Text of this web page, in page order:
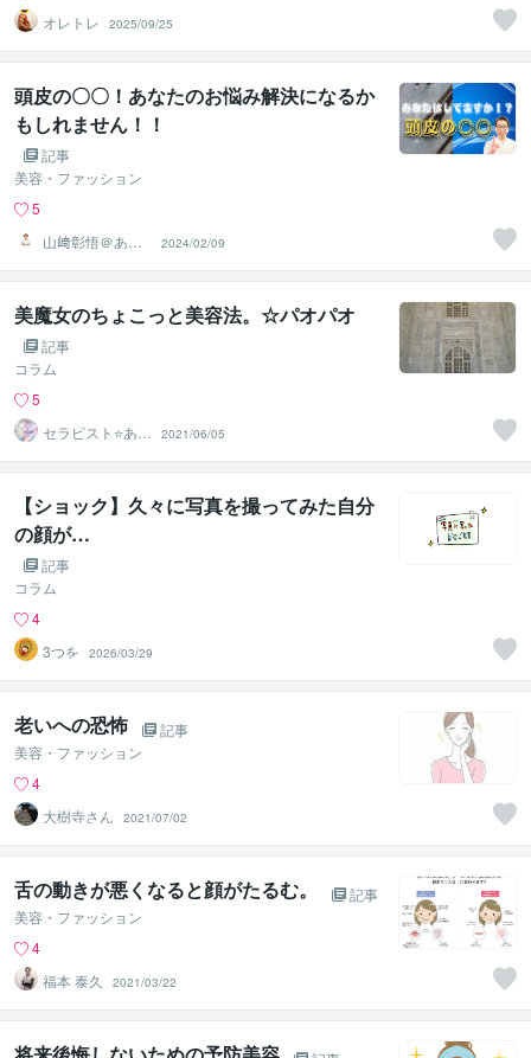
オレトレ
2025/09/25
頭皮の〇〇！あなたのお悩み解決になるか
もしれません！！
記事
美容・ファッション
5
山﨑彰悟＠あな
たの頭髪のお悩
み解決美容師
2024/02/09
美魔女のちょこっと美容法。☆パオパオ
記事
コラム
5
セラピスト⭐あみ
✨
2021/06/05
【ショック】久々に写真を撮ってみた自分
の顔が…
記事
コラム
4
3つを
2026/03/29
老いへの恐怖
記事
美容・ファッション
4
大樹寺さん
2021/07/02
舌の動きが悪くなると顔がたるむ。
記事
美容・ファッション
4
福本 泰久
2021/03/22